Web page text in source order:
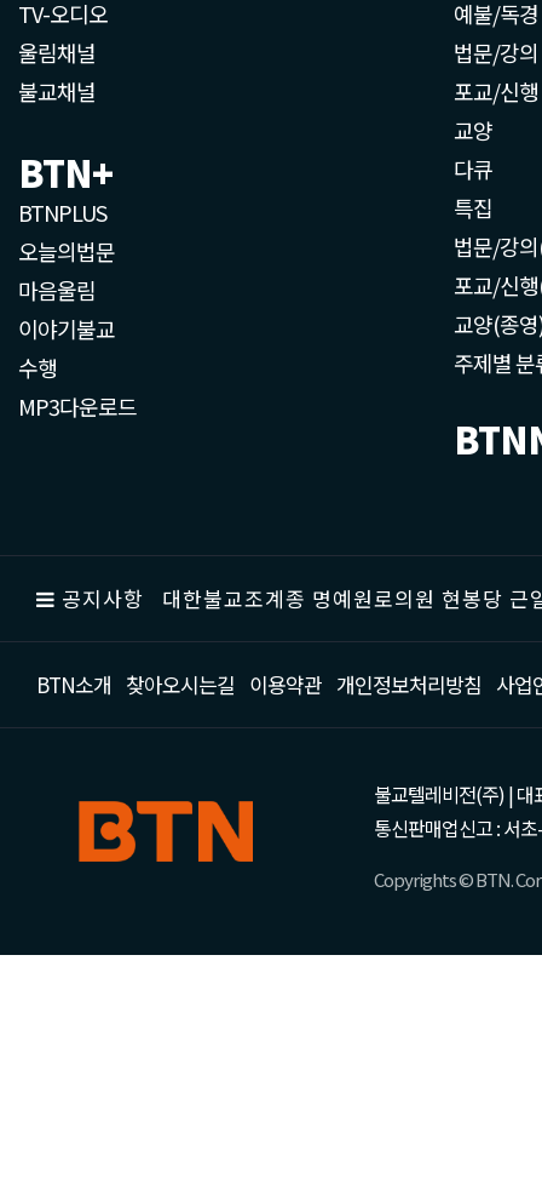
TV-오디오
울림채널
불교채널
BTN+
BTNPLUS
오늘의법문
마음울림
이야기불교
수행
MP3다운로드
예불/독경
법문/강의
포교/신행
교양
다큐
특집
법문/강
포교/신
교양(종
주제별 분
공지사항 대한불교조계종 명예원로의원 현봉당
BTN소개 찾아오시는길 이용약관 개인정보처리방침 사업
불교텔레비전(주) | 대
통신판매업신고 : 서
Copyrights © BTN.